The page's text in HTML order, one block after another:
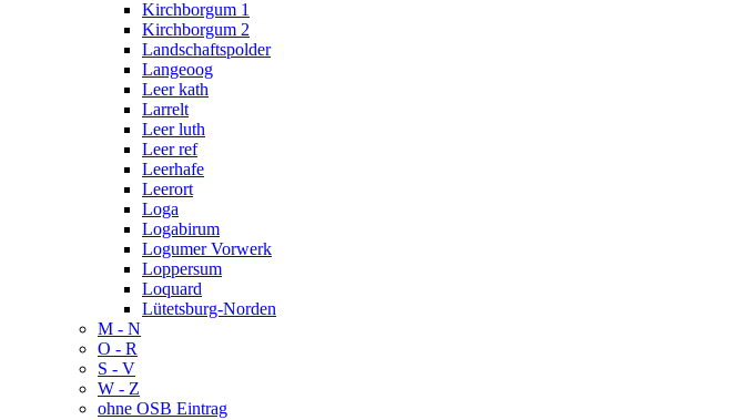
Kirchborgum 1
Kirchborgum 2
Landschaftspolder
Langeoog
Leer kath
Larrelt
Leer luth
Leer ref
Leerhafe
Leerort
Loga
Logabirum
Logumer Vorwerk
Loppersum
Loquard
Lütetsburg-Norden
M - N
O - R
S - V
W - Z
ohne OSB Eintrag